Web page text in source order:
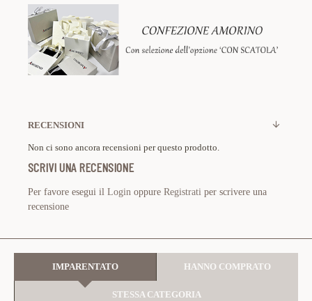
RECENSIONI
Non ci sono ancora recensioni per questo prodotto.
SCRIVI UNA RECENSIONE
Per favore esegui il Login oppure Registrati per scrivere una
recensione
IMPARENTATO HANNO COMPRATO
STESSA CATEGORIA